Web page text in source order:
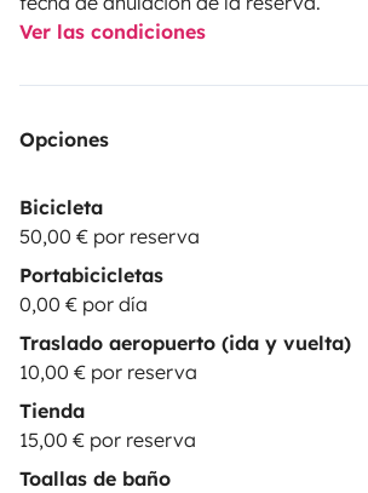
Ver las condiciones
Opciones
Bicicleta
50,00 € por reserva
Portabicicletas
0,00 € por día
Traslado aeropuerto (ida y vuelta)
10,00 € por reserva
Tienda
15,00 € por reserva
Toallas de baño